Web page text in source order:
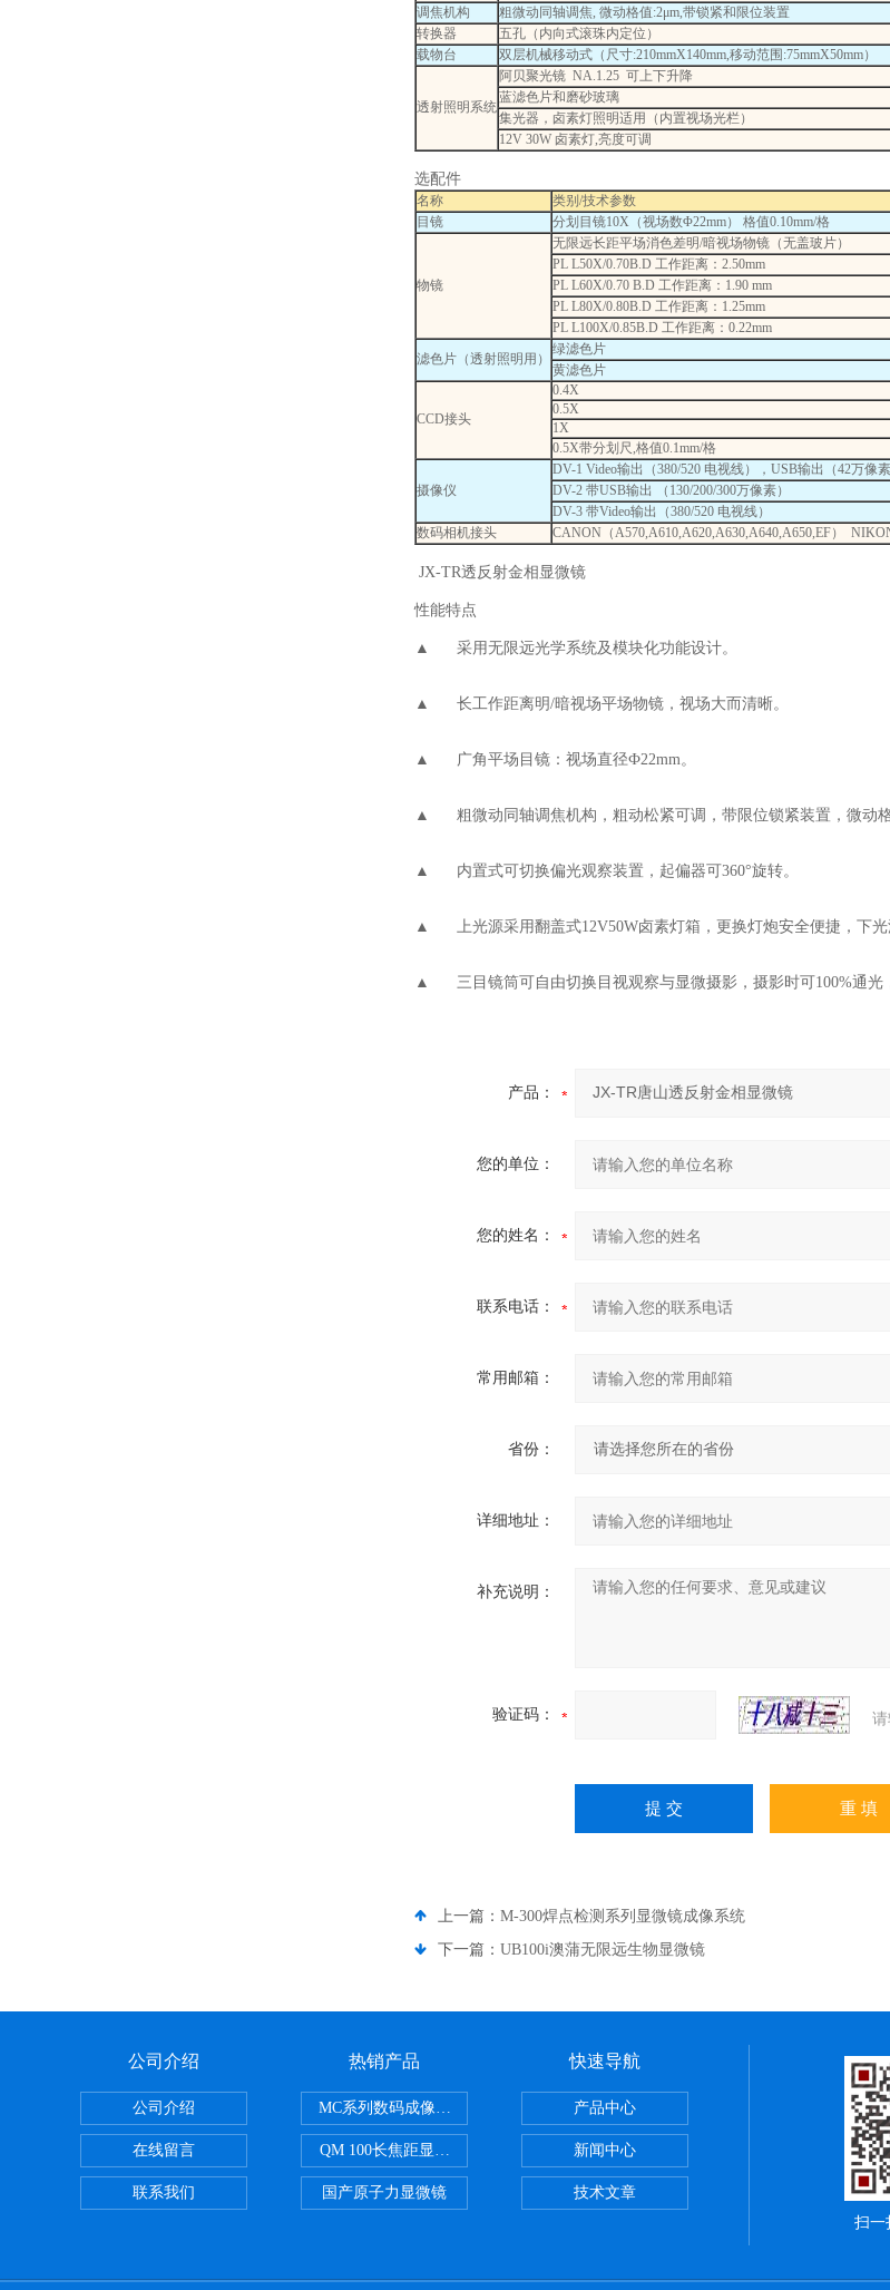
调焦机构
粗微动同轴调焦, 微动格值:2μm,带锁紧和限位装置
转换器
五孔（内向式滚珠内定位）
载物台
双层机械移动式（尺寸:210mmX140mm,移动范围:75mmX50mm）
透射照明系统
阿贝聚光镜 NA.1.25 可上下升降
蓝滤色片和磨砂玻璃
集光器，卤素灯照明适用（内置视场光栏）
12V 30W 卤素灯,亮度可调
选配件
名称
类别/技术参数
目镜
分划目镜10X（视场数Φ22mm） 格值0.10mm/格
物镜
无限远长距平场消色差明/暗视场物镜（无盖玻片）
PL L50X/0.70B.D 工作距离：2.50mm
PL L60X/0.70 B.D 工作距离：1.90 mm
PL L80X/0.80B.D 工作距离：1.25mm
PL L100X/0.85B.D 工作距离：0.22mm
滤色片（透射照明用）
绿滤色片
黄滤色片
CCD接头
0.4X
0.5X
1X
0.5X带分划尺,格值0.1mm/格
摄像仪
DV-1 Video输出（380/520 电视线），USB输出（42万像素
DV-2 带USB输出 （130/200/300万像素）
DV-3 带Video输出（380/520 电视线）
数码相机接头
CANON（A570,A610,A620,A630,A640,A650,EF）
JX-TR透反射金相显微镜
性能特点
▲ 采用无限远光学系统及模块化功能设计。
▲ 长工作距离明/暗视场平场物镜，视场大而清晰。
▲ 广角平场目镜：视场直径Ф22mm。
▲ 粗微动同轴调焦机构，粗动松紧可调，带限位锁紧装置，微动格
▲ 内置式可切换偏光观察装置，起偏器可360°旋转。
▲ 上光源采用翻盖式12V50W卤素灯箱，更换灯炮安全便捷，下光
▲ 三目镜筒可自由切换目视观察与显微摄影，摄影时可100%通光
产品：
您的单位：
您的姓名：
联系电话：
常用邮箱：
省份：
详细地址：
补充说明：
验证码：
上一篇： M-300焊点检测系列显微镜成像系统
下一篇： UB100i澳蒲无限远生物显微镜
公司介绍
公司介绍
在线留言
联系我们
热销产品
MC系列数码成像系统
QM 100长焦距显微镜
国产原子力显微镜
快速导航
产品中心
新闻中心
技术文章
扫一